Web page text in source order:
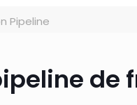
Pipeline
de